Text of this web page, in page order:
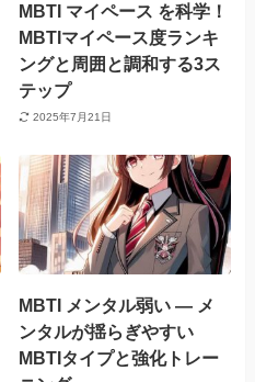
MBTI マイペース を科学！
MBTIマイペース度ランキ
ングと周囲と調和する3ス
テップ
2025年7月21日
MBTI メンタル弱い — メ
ンタルが揺らぎやすい
MBTIタイプと強化トレー